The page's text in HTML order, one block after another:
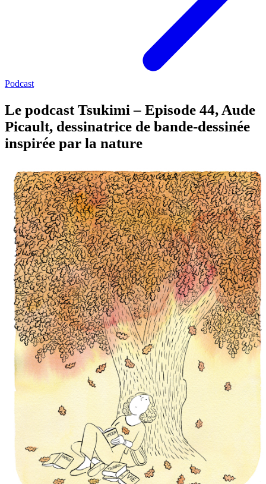
Podcast
Le podcast Tsukimi – Episode 44, Aude
Picault, dessinatrice de bande-dessinée
inspirée par la nature